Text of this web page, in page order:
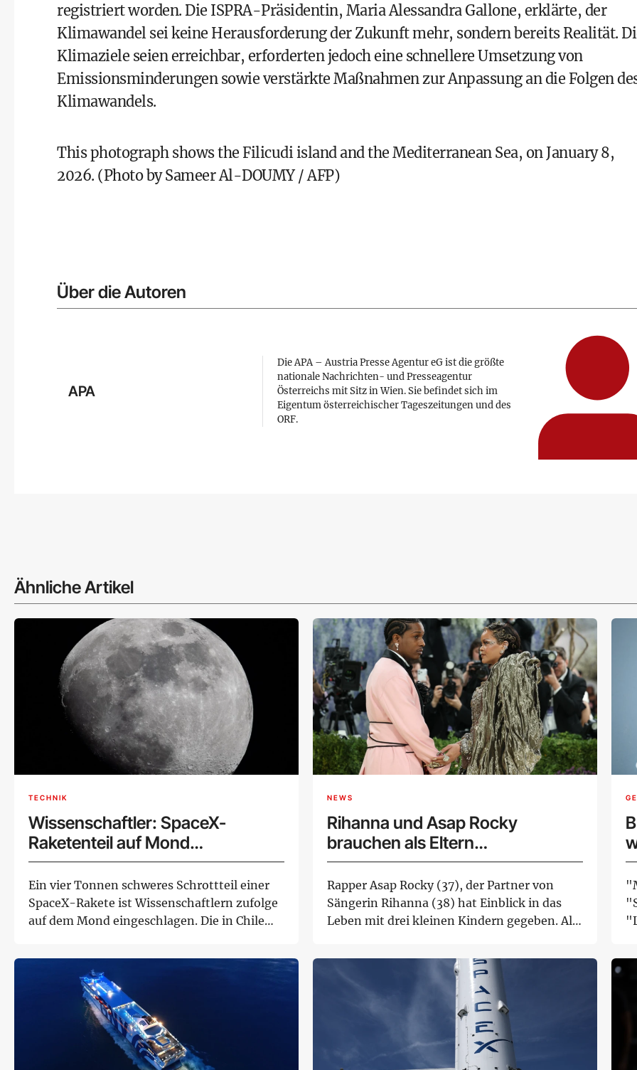
registriert worden. Die ISPRA-Präsidentin, Maria Alessandra Gallone, erklärte, der
Klimawandel sei keine Herausforderung der Zukunft mehr, sondern bereits Realität.
Klimaziele seien erreichbar, erforderten jedoch eine schnellere Umsetzung von
Emissionsminderungen sowie verstärkte Maßnahmen zur Anpassung an die Folgen
Klimawandels.
This photograph shows the Filicudi island and the Mediterranean Sea, on January 8,
2026. (Photo by Sameer Al-DOUMY / AFP)
Über die Autoren
APA
Die APA – Austria Presse Agentur eG ist die größte
nationale Nachrichten- und Presseagentur
Österreichs mit Sitz in Wien. Sie befindet sich im
Eigentum österreichischer Tageszeitungen und des
ORF.
Ähnliche Artikel
TECHNIK
Wissenschaftler: SpaceX-
Raketenteil auf Mond
eingeschlagen
Ein vier Tonnen schweres Schrottteil einer
SpaceX-Rakete ist Wissenschaftlern zufolge
auf dem Mond eingeschlagen. Die in Chile
NEWS
Rihanna und Asap Rocky
brauchen als Eltern
Unterstützung
Rapper Asap Rocky (37), der Partner von
Sängerin Rihanna (38) hat Einblick in das
Leben mit drei kleinen Kindern gegeben. Als